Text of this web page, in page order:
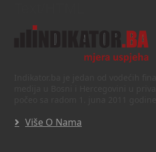
Više O Nama